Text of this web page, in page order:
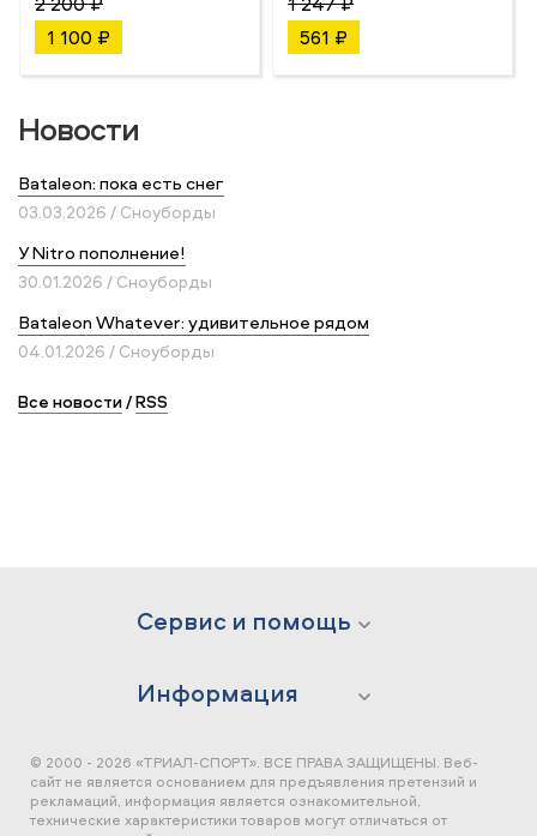
1 100 ₽
561 ₽
Новости
Bataleon: пока есть снег
03.03.2026 / Сноуборды
У Nitro пополнение!
30.01.2026 / Сноуборды
Bataleon Whatever: удивительное рядом
04.01.2026 / Сноуборды
Все новости/RSS
Сервис и помощь
Информация
© 2000 - 2026 «ТРИАЛ-СПОРТ». ВСЕ ПРАВА ЗАЩИЩЕНЫ. Веб-
сайт не является основанием для предъявления претензий и
рекламаций, информация является ознакомительной,
технические характеристики товаров могут отличаться от